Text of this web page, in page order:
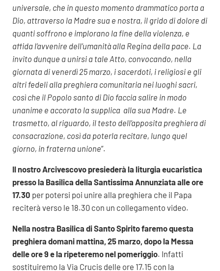
universale, che in questo momento drammatico porta a
Dio, attraverso la Madre sua e nostra, il grido di dolore di
quanti soffrono e implorano la fine della violenza, e
affida l’avvenire dell’umanità alla Regina della pace. La
invito dunque a unirsi a tale Atto, convocando, nella
giornata di venerdì 25 marzo, i sacerdoti, i religiosi e gli
altri fedeli alla preghiera comunitaria nei luoghi sacri,
così che il Popolo santo di Dio faccia salire in modo
unanime e accorato la supplica alla sua Madre. Le
trasmetto, al riguardo, il testo dell’apposita preghiera di
consacrazione, così da poterla recitare, lungo quel
giorno, in fraterna unione”.
Il nostro Arcivescovo presiederà la liturgia eucaristica
presso la Basilica della Santissima Annunziata alle ore
17.30 per potersi poi unire alla preghiera che il Papa
reciterà verso le 18.30 con un collegamento video.
Nella nostra Basilica di Santo Spirito faremo questa
preghiera domani mattina, 25 marzo, dopo la Messa
delle ore 9 e la ripeteremo nel pomeriggio. Infatti
sostituiremo la Via Crucis delle ore 17.15 con la